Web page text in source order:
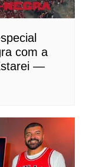
com a
—